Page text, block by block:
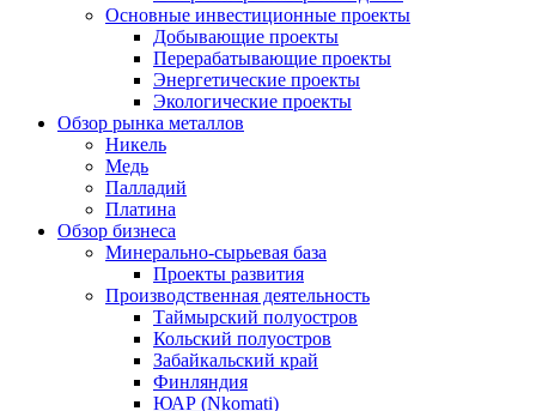
Основные инвестиционные проекты
Добывающие проекты
Перерабатывающие проекты
Энергетические проекты
Экологические проекты
Обзор рынка металлов
Никель
Медь
Палладий
Платина
Обзор бизнеса
Минерально-сырьевая база
Проекты развития
Производственная деятельность
Таймырский полуостров
Кольский полуостров
Забайкальский край
Финляндия
ЮАР (Nkomati)